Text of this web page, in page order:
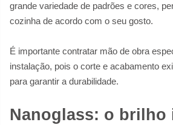
grande variedade de padrões e cores,
cozinha de acordo com o seu gosto.
É importante contratar mão de obra
instalação, pois o corte e acabamento
para garantir a durabilidade.
Nanoglass: o brilho